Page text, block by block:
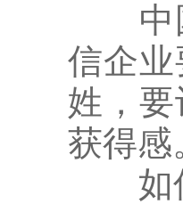
中国
信企
姓，
获得感
如何